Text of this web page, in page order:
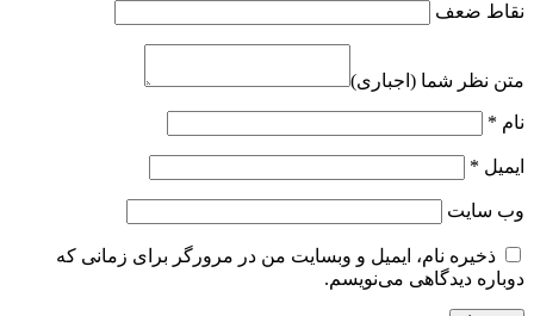
نقاط ضعف
متن نظر شما (اجباری)
نام *
ایمیل *
وب‌ سایت
ذخیره نام، ایمیل و وبسایت من در مرورگر برای زمانی که
دوباره دیدگاهی می‌نویسم.